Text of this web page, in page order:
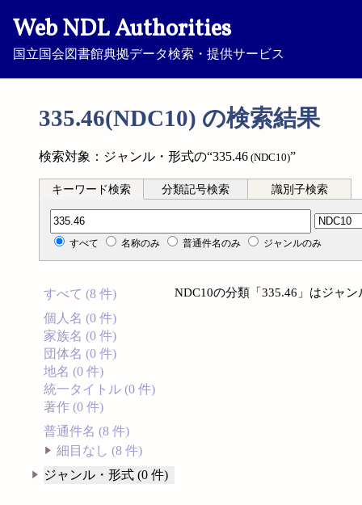
Web NDL Authorities
国立国会図書館典拠データ検索・提供サービス
335.46(NDC10) の検索結果
検索対象：ジャンル・形式の“335.46 (NDC10)”
キーワード検索 分類記号検索 識別子検索
分類記号検索
すべて 名称のみ 普通件名のみ ジャンルのみ
すべて (8 件)
個人名 (0 件)
家族名 (0 件)
団体名 (0 件)
地名 (0 件)
統一タイトル (0 件)
著作 (0 件)
普通件名 (8 件)
細目なし (8 件)
ジャンル・形式 (0 件)
NDC10の分類「335.46」はジャ